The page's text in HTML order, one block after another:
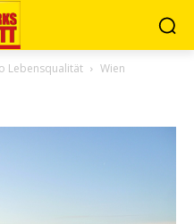
Lebensqualität Wien